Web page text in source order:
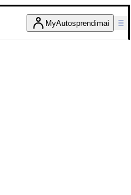
MyAutosprendimai